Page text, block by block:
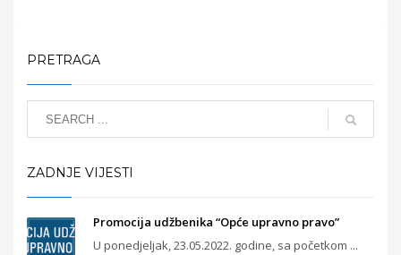
PRETRAGA
ZADNJE VIJESTI
Promocija udžbenika “Opće upravno pravo”
U ponedjeljak, 23.05.2022. godine, sa početkom ...